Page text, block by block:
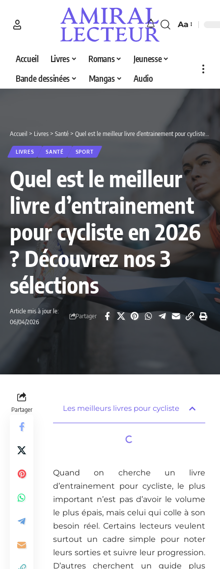
Aa
Accueil Livres Romans
Jeunesse
Bande dessinées
Mangas Audio
Accueil > Livres > Santé > Quel est le meilleur livre d’entrainement pour cycliste en 2026 ? Découvrez nos 3 sélections
LIVRES SANTÉ SPORT
Quel est le meilleur
livre d’entrainement
pour cycliste en 2026
? Découvrez nos 3
sélections
Article mis à jour le:
06/04/2026
Partager
Partager Les meilleurs livres pour cycliste
Quand on cherche un livre
d’entrainement pour cycliste, le plus
important n’est pas d’avoir le volume
le plus épais, mais celui qui colle à son
besoin réel. Certains lecteurs veulent
surtout un cadre simple pour noter
leurs sorties et suivre leur progression.
D’autres cherchent un guide plus